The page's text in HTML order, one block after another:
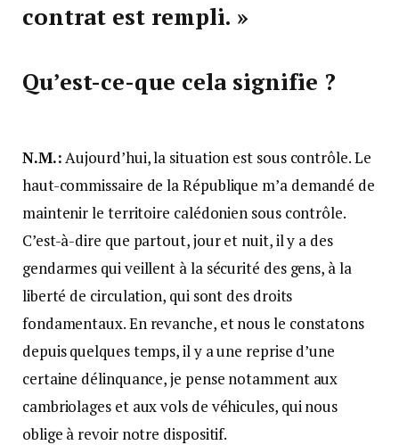
contrat est rempli. »
Qu’est-ce-que cela signifie ?
N.M.:Aujourd’hui, la situation est sous contrôle. Le
haut-commissaire de la République m’a demandé de
maintenir le territoire calédonien sous contrôle.
C’est-à-dire que partout, jour et nuit, il y a des
gendarmes qui veillent à la sécurité des gens, à la
liberté de circulation, qui sont des droits
fondamentaux. En revanche, et nous le constatons
depuis quelques temps, il y a une reprise d’une
certaine délinquance, je pense notamment aux
cambriolages et aux vols de véhicules, qui nous
oblige à revoir notre dispositif.